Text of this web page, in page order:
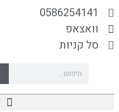
0586254141
וואצאפ
סל קניות